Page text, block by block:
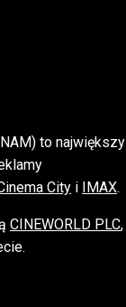
to
City i IMAX.
CINEWORLD PLC